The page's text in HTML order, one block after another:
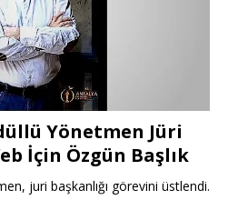
Yönetmen Jüri
İçin Özgün Başlık
juri başkanlığı görevini üstlendi.